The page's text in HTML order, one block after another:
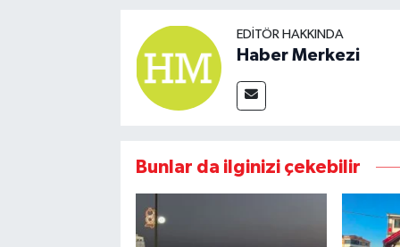
EDITÖR HAKKINDA
Haber Merkezi
Bunlar da ilginizi çekebilir